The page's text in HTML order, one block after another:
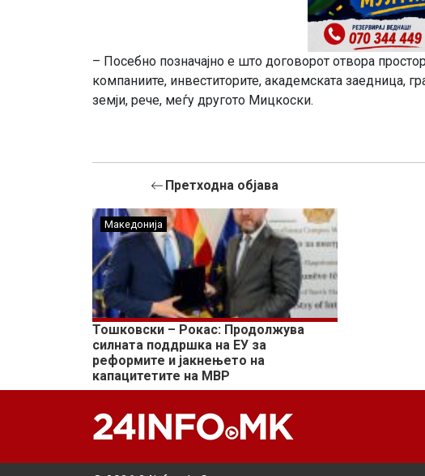
– Посебно позначајно е што договорот отвора
компаниите, инвеститорите, академската заедница,
земји, рече, меѓу другото Мицкоски.
Претходна објава
Македонија
Тошковски – Рокас: Продолжува
силната поддршка на ЕУ за
реформите и јакнењето на
капацитетите на МВР